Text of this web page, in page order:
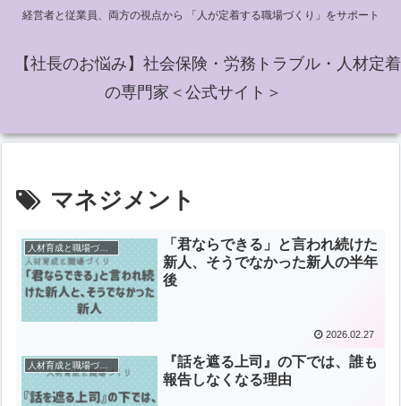
経営者と従業員、両方の視点から 「人が定着する職場づくり」をサポート
【社長のお悩み】社会保険・労務トラブル・人材定着
の専門家＜公式サイト＞
マネジメント
人材育成と職場づくり
「君ならできる」と言われ続けた
新人、そうでなかった新人の半年
後
2026.02.27
人材育成と職場づくり
『話を遮る上司』の下では、誰も
報告しなくなる理由